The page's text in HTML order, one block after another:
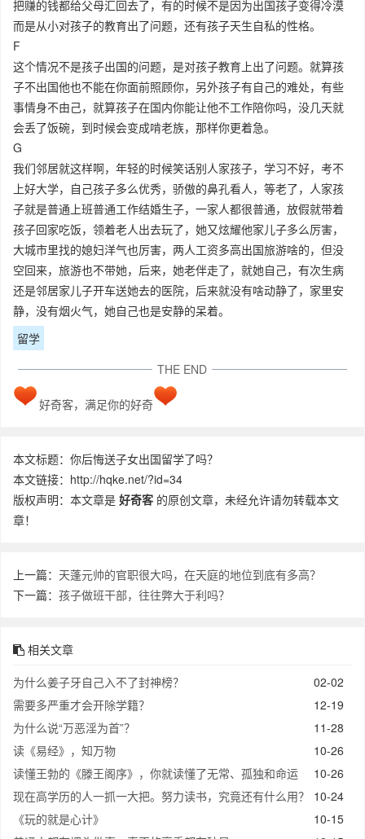
把赚的钱都给父母汇回去了，有的时候不是因为出国孩子变得冷漠
而是从小对孩子的教育出了问题，还有孩子天生自私的性格。
F
这个情况不是孩子出国的问题，是对孩子教育上出了问题。就算孩
子不出国他也不能在你面前照顾你，另外孩子有自己的难处，有些
事情身不由己，就算孩子在国内你能让他不工作陪你吗，没几天就
会丢了饭碗，到时候会变成啃老族，那样你更着急。
G
我们邻居就这样啊，年轻的时候笑话别人家孩子，学习不好，考不
上好大学，自己孩子多么优秀，骄傲的鼻孔看人，等老了，人家孩
子就是普通上班普通工作结婚生子，一家人都很普通，放假就带着
孩子回家吃饭，领着老人出去玩了，她又炫耀他家儿子多么厉害，
大城市里找的媳妇洋气也厉害，两人工资多高出国旅游啥的，但没
空回来，旅游也不带她，后来，她老伴走了，就她自己，有次生病
还是邻居家儿子开车送她去的医院，后来就没有啥动静了，家里安
静，没有烟火气，她自己也是安静的呆着。
留学
THE END
好奇客，满足你的好奇
本文标题：你后悔送子女出国留学了吗？
本文链接：http://hqke.net/?id=34
版权声明：本文章是 好奇客 的原创文章，未经允许请勿转载本文
章！
上一篇： 天蓬元帅的官职很大吗，在天庭的地位到底有多高？
下一篇： 孩子做班干部，往往弊大于利吗？
相关文章
02-02
为什么姜子牙自己入不了封神榜？
12-19
需要多严重才会开除学籍？
11-28
为什么说“万恶淫为首”？
10-26
读《易经》，知万物
10-26
读懂王勃的《滕王阁序》，你就读懂了无常、孤独和命运
10-24
现在高学历的人一抓一大把。努力读书，究竟还有什么用？
10-15
《玩的就是心计》